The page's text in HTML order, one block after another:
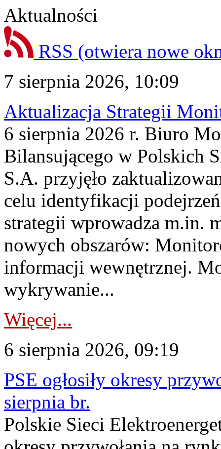
Aktualności
RSS (otwiera nowe
7 sierpnia 2026, 10:09
Aktualizacja Strategii
6 sierpnia 2026 r. Biuro
Bilansującego w Polskich
S.A. przyjęło
celu identyfikacji
strategii wprowadza m.in.
nowych obszarów:
informacji wewnętrznej.
wykrywanie...
Więcej...
6 sierpnia 2026, 09:19
PSE ogłosiły okresy
sierpnia br.
Polskie Sieci